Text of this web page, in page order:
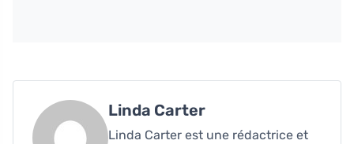
Linda Carter
Linda Carter est une rédactrice et